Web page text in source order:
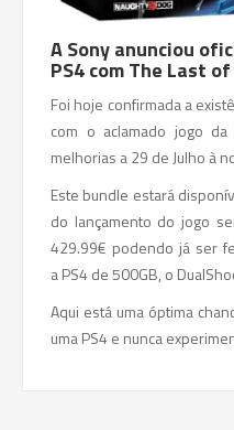
A Sony anunciou
PS4 com The Last
Foi hoje confirmada a
com o aclamado jogo
melhorias a 29 de Julho à
Este bundle estará
do lançamento do jogo
429.99€ podendo já ser
a PS4 de 500GB, o
Aqui está uma óptima
uma PS4 e nunca